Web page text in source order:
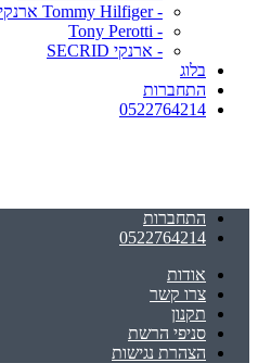
- Tommy Hilfiger ארנקים
- Tony Perotti
- ארנקי SECRID
בלוג
התחברות
0522764214
התחברות
0522764214
אודות
צרו קשר
תקנון
סניפי הרשת
הצהרת נגישות